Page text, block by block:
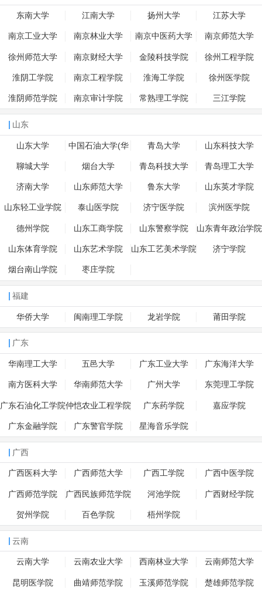
东南大学 江南大学 扬州大学 江苏大学
南京工业大学 南京林业大学 南京中医药大学 南京师范大学
徐州师范大学 南京财经大学 金陵科技学院 徐州工程学院
淮阴工学院 南京工程学院 淮海工学院 徐州医学院
淮阴师范学院 南京审计学院 常熟理工学院 三江学院
山东
山东大学 中国石油大学(华
东)
青岛大学 山东科技大学
聊城大学 烟台大学 青岛科技大学 青岛理工大学
济南大学 山东师范大学 鲁东大学 山东英才学院
山东轻工业学院 泰山医学院 济宁医学院 滨州医学院
德州学院 山东工商学院 山东警察学院 山东青年政治学院
山东体育学院 山东艺术学院 山东工艺美术学院 济宁学院
烟台南山学院 枣庄学院
福建
华侨大学 闽南理工学院 龙岩学院 莆田学院
广东
华南理工大学 五邑大学 广东工业大学 广东海洋大学
南方医科大学 华南师范大学 广州大学 东莞理工学院
广东石油化工学院仲恺农业工程学院 广东药学院 嘉应学院
广东金融学院 广东警官学院 星海音乐学院
广西
广西医科大学 广西师范大学 广西工学院 广西中医学院
广西师范学院 广西民族师范学院 河池学院 广西财经学院
贺州学院 百色学院 梧州学院
云南
云南大学 云南农业大学 西南林业大学 云南师范大学
昆明医学院 曲靖师范学院 玉溪师范学院 楚雄师范学院